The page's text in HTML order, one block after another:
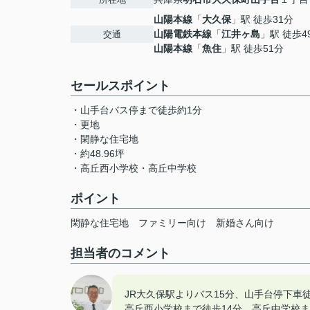
交通
山陽本線 「大久保 」駅 徒歩31分
山陽電鉄本線 「江井ヶ島 」駅 徒歩
山陽本線 「魚住 」駅 徒歩51分
セールスポイント
・山手台バス停まで徒歩約1分
・更地
・閑静な住宅地
・約48.96坪
・高丘西小学校・高丘中学校
ポイント
閑静な住宅地 ファミリー向け 新婚さん向け
担当者のコメント
JR大久保駅よりバス15分、山手台停下車